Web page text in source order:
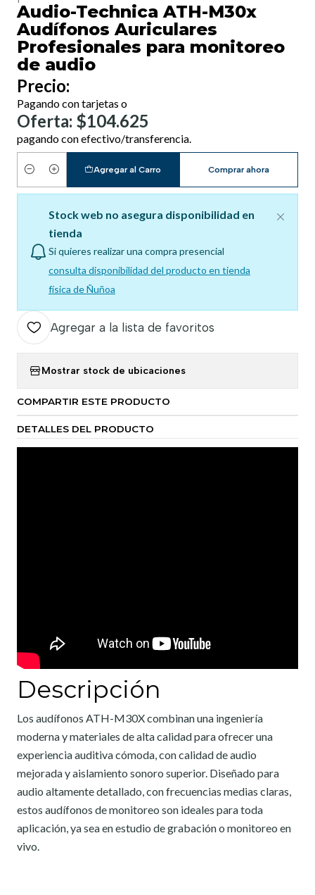
Audio-Technica ATH-M30x
Audífonos Auriculares
Profesionales para monitoreo
de audio
Precio:
Pagando con tarjetas o
Oferta: $104.625
pagando con efectivo/transferencia.
Cantidad
Agregar al Carro Comprar ahora
Stock web no asegura disponibilidad en
tienda
Si quieres realizar una compra presencial
consulta disponibilidad del producto en tienda
física de Ñuñoa
Agregar a la lista de favoritos
Mostrar stock de ubicaciones
COMPARTIR ESTE PRODUCTO
DETALLES DEL PRODUCTO
Descripción
Los audífonos ATH-M30X combinan una ingeniería
moderna y materiales de alta calidad para ofrecer una
experiencia auditiva cómoda, con calidad de audio
mejorada y aislamiento sonoro superior. Diseñado para
audio altamente detallado, con frecuencias medias claras,
estos audífonos de monitoreo son ideales para toda
aplicación, ya sea en estudio de grabación o monitoreo en
vivo.